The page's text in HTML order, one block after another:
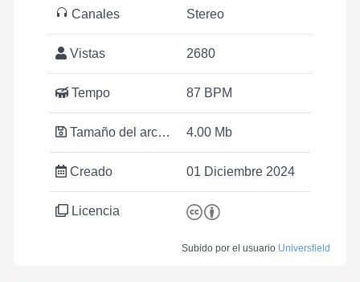
Canales Stereo
Vistas 2680
Tempo 87 BPM
Tamaño del archivo 4.00 Mb
Creado 01 Diciembre 2024
Licencia
Subido por el usuario Universfield